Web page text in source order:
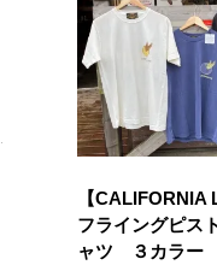
【
フライングピ
ャツ ３カラー